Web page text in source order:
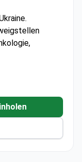
plastische
behandelt.